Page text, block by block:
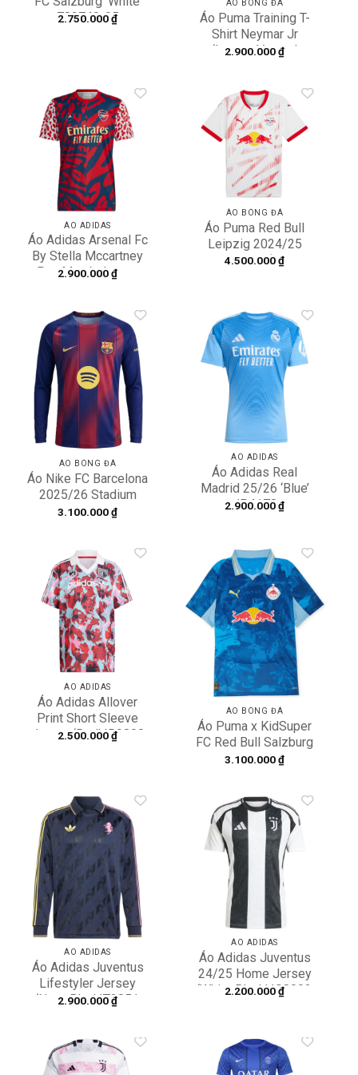
782740-05
2.750.000₫
ÁO BÓNG ĐÁ
Áo Puma Training T-
Shirt Neymar Jr
‘Lemon Venom’
2.900.000₫
Add to
wishlist
ÁO ADIDAS
Áo Adidas Arsenal Fc
By Stella Mccartney
Pre-Match Jersey
2.900.000₫
Add to
wishlist
ÁO BÓNG ĐÁ
Áo Puma Red Bull
Leipzig 2024/25
Home Shirt ‘White’
4.500.000₫
Add to
wishlist
ÁO BÓNG ĐÁ
Áo Nike FC Barcelona
2025/26 Stadium
Home Replica
3.100.000₫
Add to
wishlist
ÁO ADIDAS
Áo Adidas Real
Madrid 25/26 ‘Blue’
JP4178
2.900.000₫
Add to
wishlist
ÁO ADIDAS
Áo Adidas Allover
Print Short Sleeve
Jersey ‘Red’ IR9808
2.500.000₫
Add to
wishlist
ÁO BÓNG ĐÁ
Áo Puma x KidSuper
FC Red Bull Salzburg
Jersey Replica
3.100.000₫
Add to
wishlist
ÁO ADIDAS
Áo Adidas Juventus
Lifestyler Jersey
‘Navy Blue’ IT3851
2.900.000₫
Add to
wishlist
ÁO ADIDAS
Áo Adidas Juventus
24/25 Home Jersey
‘White Black’ IS8002
2.200.000₫